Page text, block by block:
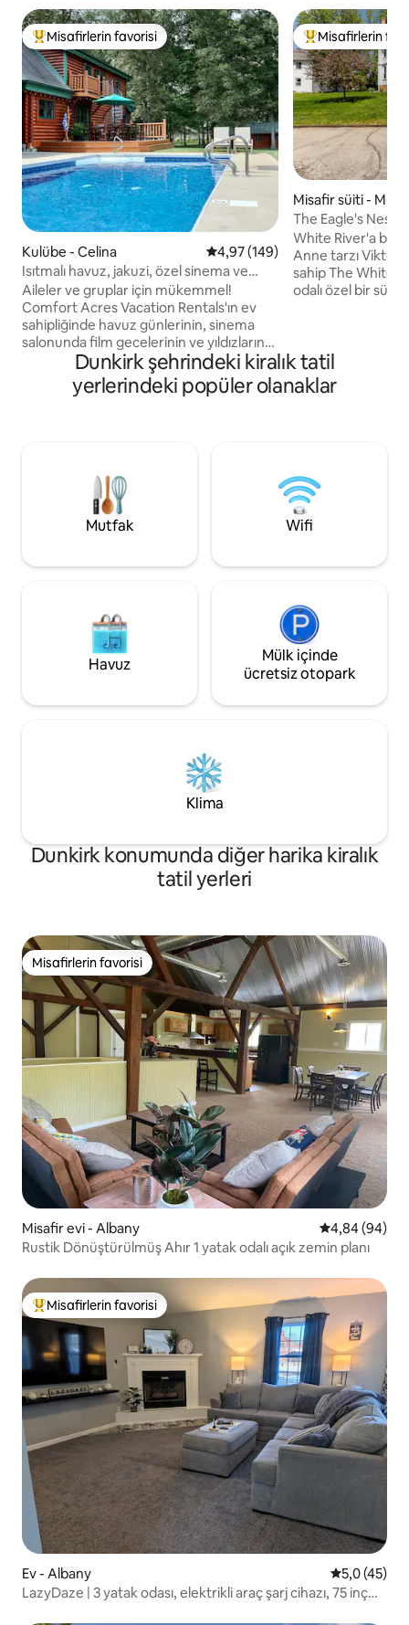
Misafirlerin favorilerinden en beğenilenler arasında
Misafirlerin favorisi
Kulübe - Celina 5 üzerinden ortalama 4,97
4,97 (149)
Isıtmalı havuz, jakuzi, özel sinema ve
bisiklet yolu
Aileler ve gruplar için mükemmel!
Comfort Acres Vacation Rentals'ın ev
sahipliğinde havuz günlerinin, sinema
salonunda film gecelerinin ve yıldızların
altında ateş çukurunun veya jakuzinin
etrafında eğlenceli akşamların keyfini
çıkarın. Şehir merkezine, restoranlara,
✔ 4 yatak odası + çocuk dostu çatı katı
oyun odası Köpek ✔ Dostu ✔ Komple
Mutfak ✔ Ateş çukuru ve ızgara ✔
Yüksek hızlı kablosuz internet bağlantısı
rezervasyon yapın veya kaydetmek için
Misafirlerin
Misafirlerin
Misafir süiti -
The Eagle's Nest |
İnzivası
White River'a
Anne tarzı
sahip The
odalı özel bir süit
huzur veren
Minnetrista,
merkezine
konforla birleşen
çıkarın.
Dunkirk şehrindeki kiralık tatil
yerlerindeki popüler olanaklar
Mutfak Wifi
Havuz
Mülk içinde
ücretsiz otopark
Klima
Dunkirk konumunda diğer harika kiralık
tatil yerleri
Misafirlerin favorisi
Misafirlerin favorisi
Misafir evi - Albany 5 üzerinden
4,84 (94)
Rustik Dönüştürülmüş Ahır 1 yatak odalı açık zemin planı
Misafirlerin favorilerinden en beğenilenler arasında
Misafirlerin favorisi
Ev - Albany 5 üzerinden
5,0 (45)
LazyDaze | 3 yatak odası, elektrikli araç şarj cihazı, 75 inç